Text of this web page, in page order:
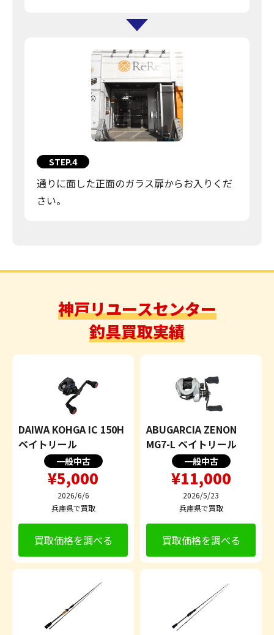
STEP.4
通りに面した正面のガラス扉からお入りくだ
さい。
神戸リユースセンター
釣具買取実績
DAIWA KOHGA IC 150H
ベイトリール
一般中古
¥5,000
2026/6/6
兵庫県で買取
買取価格を調べる
ABUGARCIA ZENON
MG7-L ベイトリール
一般中古
¥11,000
2026/5/23
兵庫県で買取
買取価格を調べる